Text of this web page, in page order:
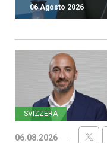
06 Agosto 2026
SVIZZERA
06.08.2026